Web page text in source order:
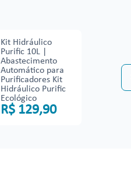
Kit Hidráulico
Purific 10L |
Abastecimento
Automático para
Purificadores Kit
Hidráulico Purific
Ecológico
R$ 129,90